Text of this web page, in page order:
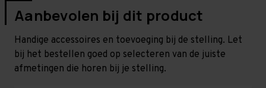
Aanbevolen bij dit product
Handige accessoires en toevoeging bij de stelling. Let
bij het bestellen goed op selecteren van de juiste
afmetingen die horen bij je stelling.